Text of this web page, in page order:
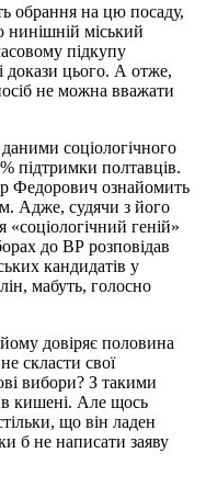
обрання на цю посаду,
міський
підкупу
докази цього. А отже,
не можна вважати
соціологічного
підтримки полтавців.
Федорович ознайомить
Адже, судячи з його
«соціологічний геній»
до ВР розповідав
кандидатів у
мабуть, голосно
довіряє половина
скласти свої
вибори? З такими
в кишені. Але щось
що він ладен
б не написати заяву